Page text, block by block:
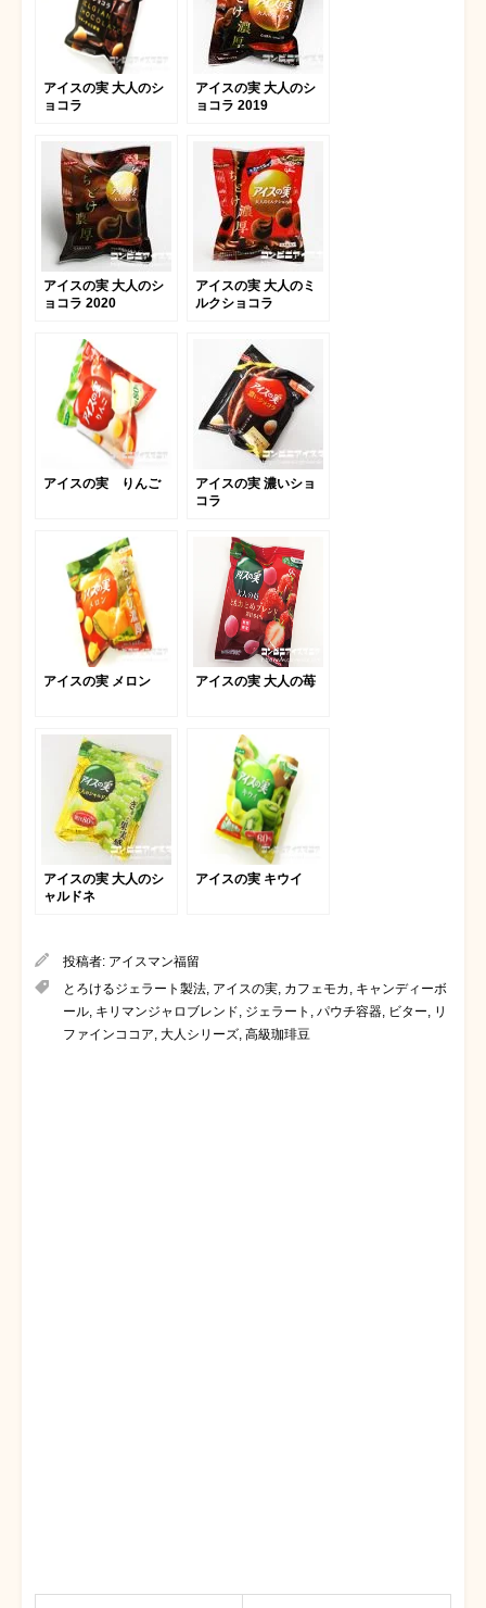
アイスの実 大人のシ
ョコラ
アイスの実 大人のシ
ョコラ 2019
アイスの実 大人のシ
ョコラ 2020
アイスの実 大人のミ
ルクショコラ
アイスの実 りんご
アイスの実 濃いショ
コラ
アイスの実 メロン アイスの実 大人の苺
アイスの実 大人のシ
ャルドネ
アイスの実 キウイ
投稿者: アイスマン福留
とろけるジェラート製法, アイスの実, カフェモカ , キャンディーボ
ール, キリマンジャロブレンド, ジェラート , パウチ容器, ビター, リ
ファインココア, 大人シリーズ, 高級珈琲豆